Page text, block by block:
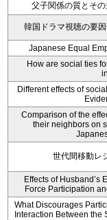
父子関係の質とそ
韓国ドラマ視聴の要
Japanese Equal
How are social ties
Different effects of
Comparison of the
their neighbors on
世代間移動レ
Effects of Husband’s
Force Participation
What Discourages
Interaction Between